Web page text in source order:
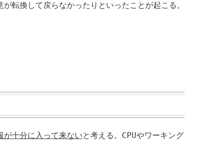
転換して戻らなかったりといったことが起こる。
が十分に入って来ないと考える。 CPUやワーキング